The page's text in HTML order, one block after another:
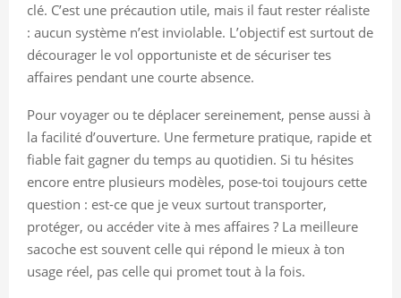
clé. C’est une précaution utile, mais il faut rester réaliste
: aucun système n’est inviolable. L’objectif est surtout de
décourager le vol opportuniste et de sécuriser tes
affaires pendant une courte absence.
Pour voyager ou te déplacer sereinement, pense aussi à
la facilité d’ouverture. Une fermeture pratique, rapide et
fiable fait gagner du temps au quotidien. Si tu hésites
encore entre plusieurs modèles, pose-toi toujours cette
question : est-ce que je veux surtout transporter,
protéger, ou accéder vite à mes affaires ? La meilleure
sacoche est souvent celle qui répond le mieux à ton
usage réel, pas celle qui promet tout à la fois.